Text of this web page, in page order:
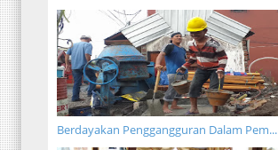
Berdayakan Penggangguran Dalam Pem...